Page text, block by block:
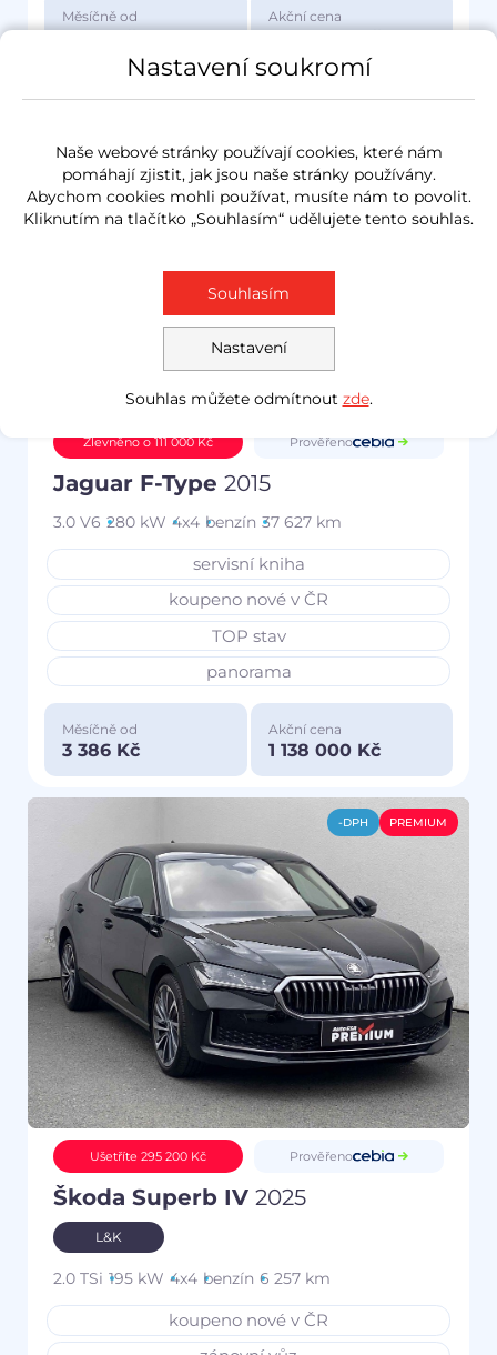
Měsíčně od
3 417 Kč
Akční cena
1 149 000 Kč
Zlevněno o 111 000 Kč Prověřeno
Jaguar F-Type 2015
3.0 V6 280 kW 4x4 benzín 37 627 km
servisní kniha
koupeno nové v ČR
TOP stav
panorama
Měsíčně od
3 386 Kč
Akční cena
1 138 000 Kč
-DPH PREMIUM
Ušetříte 295 200 Kč Prověřeno
Škoda Superb IV 2025
L&K
2.0 TSi 195 kW 4x4 benzín 6 257 km
koupeno nové v ČR
Nastavení soukromí
Naše webové stránky používají cookies, které nám
pomáhají zjistit, jak jsou naše stránky používány.
Abychom cookies mohli používat, musíte nám to povolit.
Kliknutím na tlačítko „Souhlasím“ udělujete tento souhlas.
Nastavení
Souhlasím
Souhlas můžete odmítnout zde.